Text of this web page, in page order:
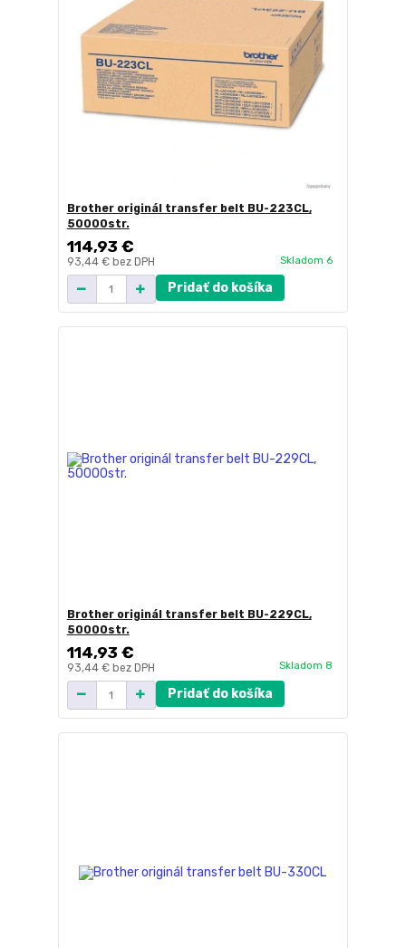
Brother originál transfer belt BU-223CL,
50000str.
114,93 €
93,44 € bez DPH Skladom 6
Pridať do košíka
Brother originál transfer belt BU-229CL,
50000str.
114,93 €
93,44 € bez DPH Skladom 8
Pridať do košíka